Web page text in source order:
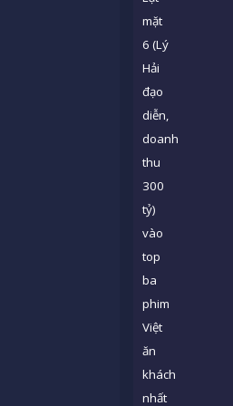
mặt
6 (Lý
Hải
đạo
diễn,
doanh
thu
300
tỷ)
vào
top
ba
phim
Việt
ăn
khách
nhất